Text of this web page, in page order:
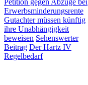
Petition gegen Abzüge bei
Erwerbsminderungsrente
Gutachter müssen künftig
ihre Unabhängigkeit
beweisen Sehenswerter
Beitrag Der Hartz IV
Regelbedarf